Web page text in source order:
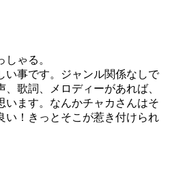
ゃる。
い事です。ジャンル関係なしで
歌詞、メロディーがあれば、
います。なんかチャカさんはそ
い！きっとそこが惹き付けられ